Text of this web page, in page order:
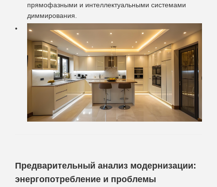
прямофазными и интеллектуальными системами
диммирования.
Предварительный анализ модернизации:
энергопотребление и проблемы